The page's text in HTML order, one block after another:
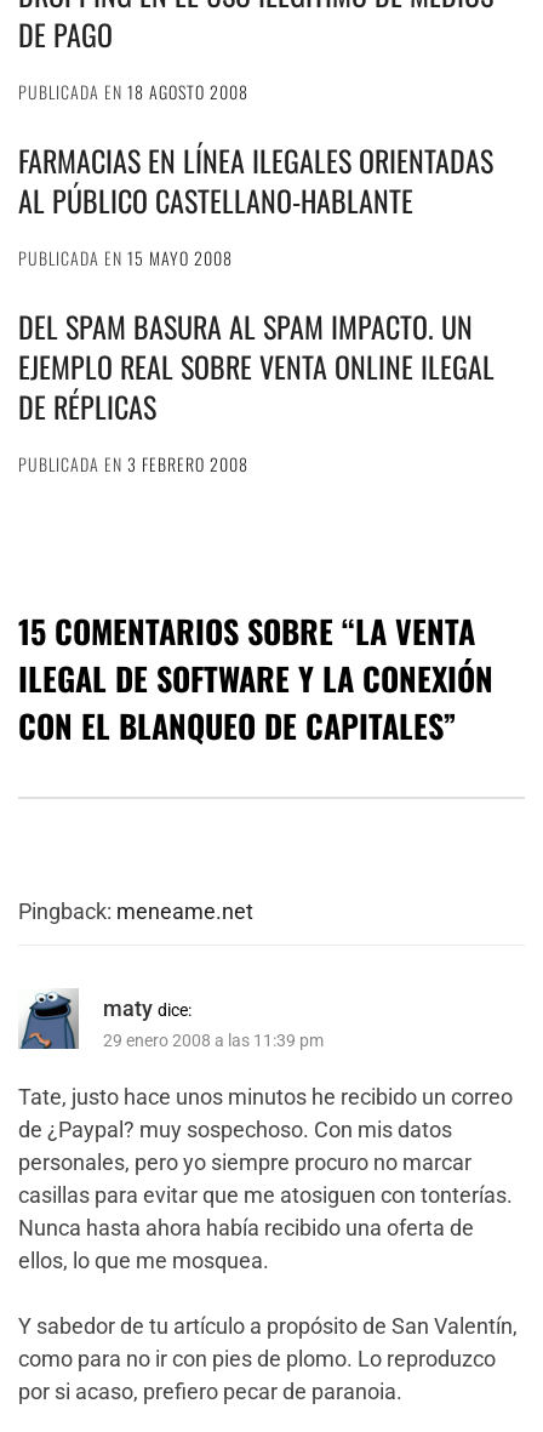
DE PAGO
PUBLICADA EN 18 AGOSTO 2008
FARMACIAS EN LÍNEA ILEGALES ORIENTADAS
AL PÚBLICO CASTELLANO-HABLANTE
PUBLICADA EN 15 MAYO 2008
DEL SPAM BASURA AL SPAM IMPACTO. UN
EJEMPLO REAL SOBRE VENTA ONLINE ILEGAL
DE RÉPLICAS
PUBLICADA EN 3 FEBRERO 2008
15 COMENTARIOS SOBRE “LA VENTA
ILEGAL DE SOFTWARE Y LA CONEXIÓN
CON EL BLANQUEO DE CAPITALES”
Pingback: meneame.net
maty dice:
29 enero 2008 a las 11:39 pm
Tate, justo hace unos minutos he recibido un correo
de ¿Paypal? muy sospechoso. Con mis datos
personales, pero yo siempre procuro no marcar
casillas para evitar que me atosiguen con tonterías.
Nunca hasta ahora había recibido una oferta de
ellos, lo que me mosquea.
Y sabedor de tu artículo a propósito de San Valentín,
como para no ir con pies de plomo. Lo reproduzco
por si acaso, prefiero pecar de paranoia.